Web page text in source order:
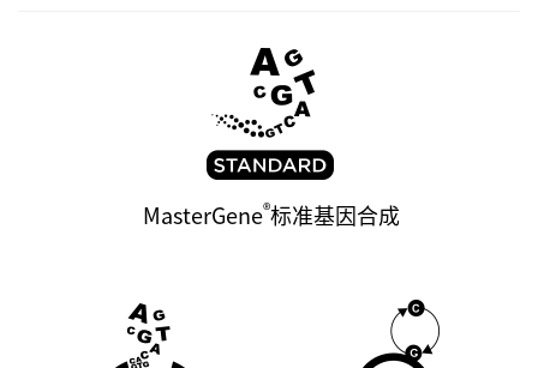
MasterGene®标准基因合成